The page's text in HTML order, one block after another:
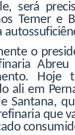
será
Temer e
o
Hoje
ali em
Santana,
que